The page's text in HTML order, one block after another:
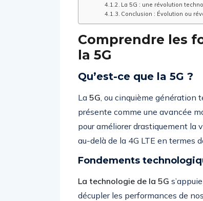
La 5G : une révolution
Conclusion : Évolution ou
Comprendre les
la 5G
Qu’est-ce que la 5G ?
La 5G, ou cinquième génération
présente comme une avancée
pour améliorer drastiquement la
au-delà de la 4G LTE en termes
Fondements
La technologie de la 5G
décupler les performances de